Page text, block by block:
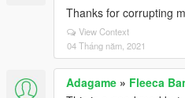
Thanks for corrupting
View Context
04 Tháng năm, 2021
Adagame » Fleeca